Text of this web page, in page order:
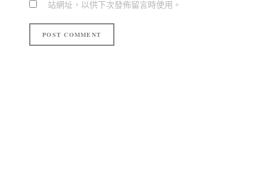
站網址，以供下次發佈留言時使用。